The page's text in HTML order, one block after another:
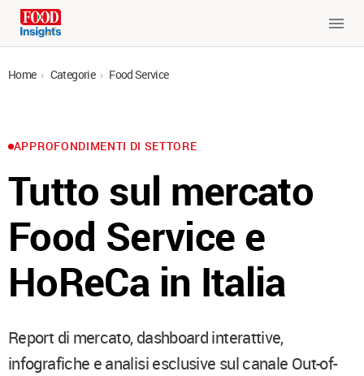
Home › Categorie › Food Service
APPROFONDIMENTI DI SETTORE
Tutto sul mercato
Food Service e
HoReCa in Italia
Report di mercato, dashboard interattive,
infografiche e analisi esclusive sul canale Out-of-